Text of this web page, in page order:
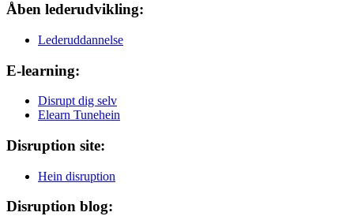
Åben lederudvikling:
Lederuddannelse
E-learning:
Disrupt dig selv
Elearn Tunehein
Disruption site:
Hein disruption
Disruption blog: